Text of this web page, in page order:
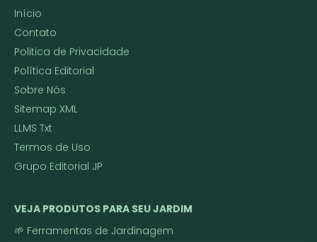
Início
Contato
Politica de Privacidade
Política Editorial
Sobre Nós
Sitemap XML
LLMS Txt
Termos de Uso
Grupo Editorial JP
VEJA PRODUTOS PARA SEU JARDIM
🌱 Ferramentas de Jardinagem